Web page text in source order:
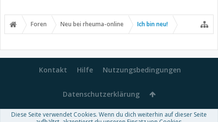
Foren Neu bei rheuma-online Ich bin neu!
Kontakt Hilfe Nutzungsbedingungen
Datenschutzerklärung
Diese Seite verwendet Cookies. Wenn du dich weiterhin auf dieser Seite